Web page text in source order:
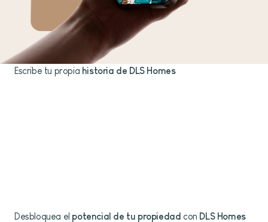
Escribe tu propia historia de DLS Homes
Desbloquea el potencial de tu propiedad con DLS Homes